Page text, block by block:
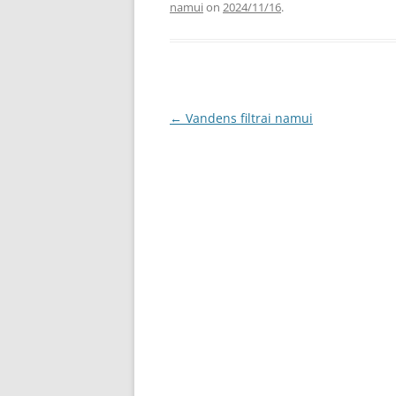
namuion 2024/11/16.
Post
← Vandens filtrai namui